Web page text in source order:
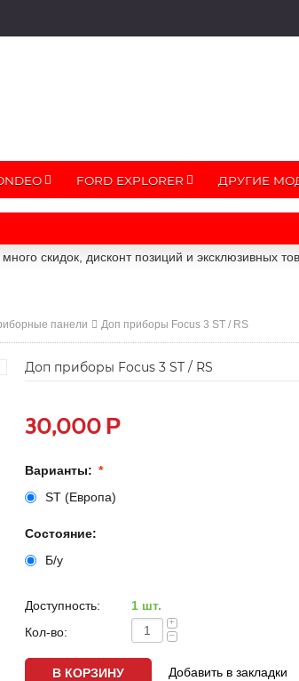
FORD EXPLORER ДРУГИЕ
скидок, дисконт позиций и эксклюзивных
панели Доп приборы Focus 3 ST / RS
Доп приборы Focus 3 ST / RS
30,000 Р
Варианты:
ST (Европа)
Состояние:
Б/у
Доступность:
1 шт.
Кол-во:
+
−
Добавить в закладки